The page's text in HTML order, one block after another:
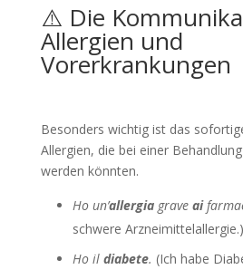
⚠️ Die
Allergien und
Vorerkrankungen
Besonders wichtig ist das
Allergien, die bei einer
werden könnten.
Ho un’allergiagrave ai
schwere Arzneimittelallergie.)
Ho il diabete. (Ich habe